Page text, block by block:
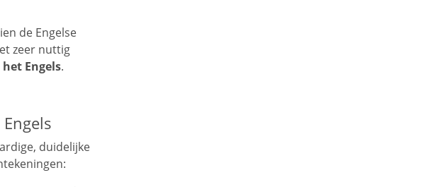
de Engelse
zeer nuttig
Engels.
duidelijke